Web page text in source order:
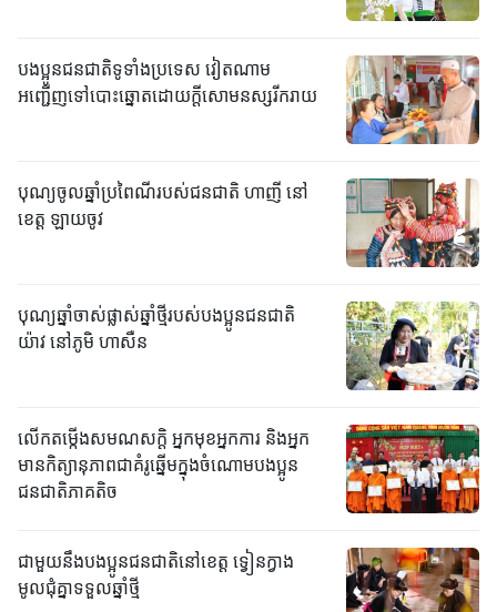
បងប្អូនជនជាតិទូទាំងប្រទេស វៀតណាម
អញ្ជើញទៅបោះឆ្នោតដោយក្តីសោមនស្សរីករាយ
បុណ្យចូលឆ្នាំប្រពៃណីរបស់ជនជាតិ ហាញី នៅ
ខេត្ត ឡាយចូវ
បុណ្យឆ្នាំចាស់ផ្លាស់ឆ្នាំថ្មីរបស់បងប្អូនជនជាតិ
យ៉ាវ នៅភូមិ ហាសឺន
លើកតម្កើងសមណសក្តិ អ្នកមុខអ្នកការ និងអ្នក
មានកិត្យានុភាពជាគំរូឆ្នើមក្នុងចំណោមបងប្អូន
ជនជាតិភាគតិច
ជាមួយនឹងបងប្អូនជនជាតិនៅខេត្ត ទ្វៀនក្វាង
មូលជុំគ្នាទទួលឆ្នាំថ្មី